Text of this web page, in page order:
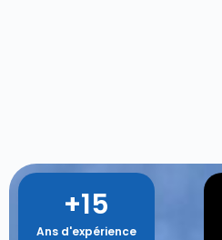
Ans d'expérience
+15